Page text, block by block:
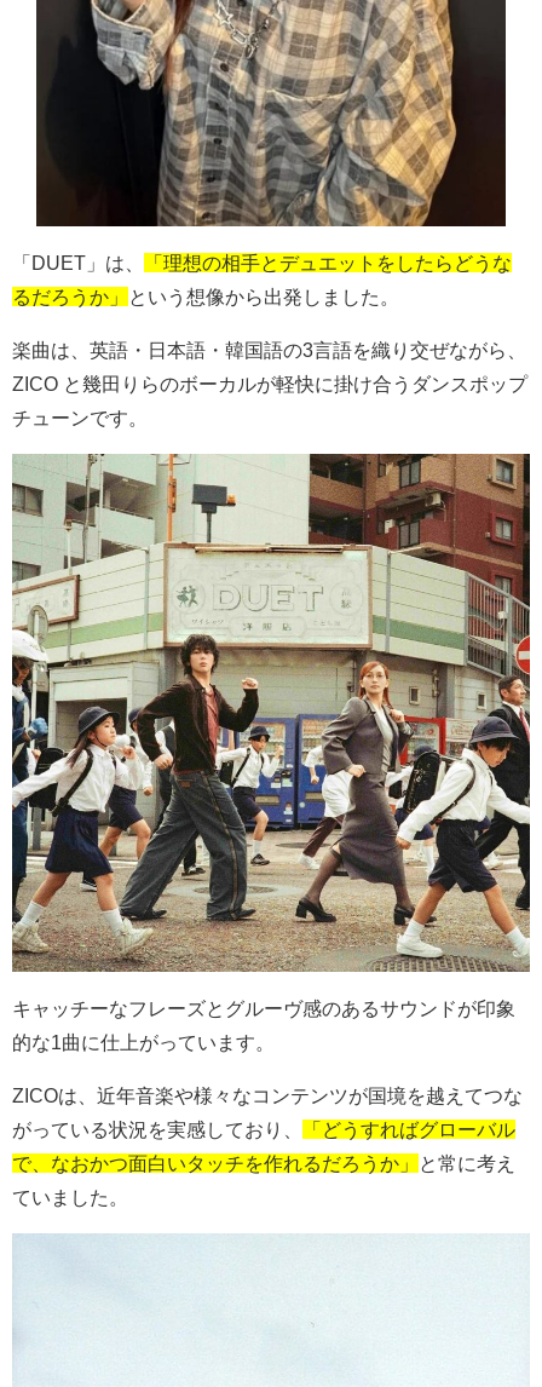
「 DUET 」は、
「理想の相手とデュエットをしたらどうな
るだろうか」
という想像から出発しました。
楽曲は、英語・日本語・韓国語の3言語を織り交ぜながら、
ZICO と幾田りらのボーカルが軽快に掛け合うダンスポップ
チューンです。
キャッチーなフレーズとグルーヴ感のあるサウンドが印象
的な1曲に仕上がっています。
ZICOは、近年音楽や様々なコンテンツが国境を越えてつな
がっている状況を実感しており、
「どうすればグローバル
で、なおかつ面白いタッチを作れるだろうか」
と常に考え
ていました。